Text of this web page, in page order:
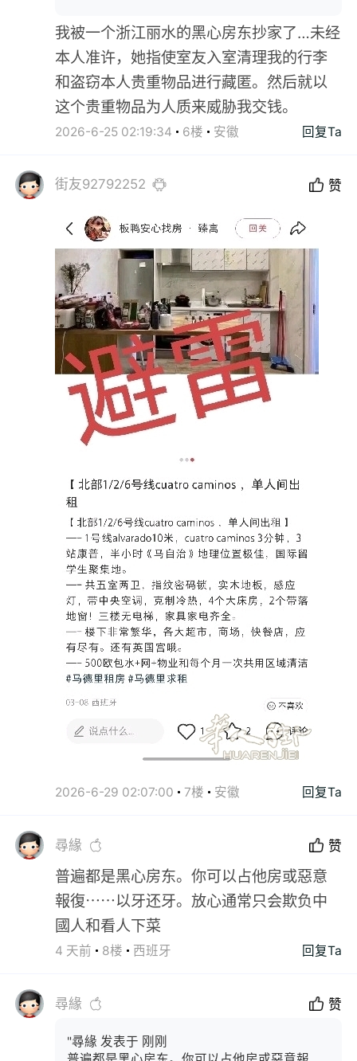
我被一个浙江丽水的黑心房东抄家了…未经
本人准许，她指使室友入室清理我的行李
和盗窃本人贵重物品进行藏匿。然后就以
这个贵重物品为人质来威胁我交钱。
2026-6-25 02:19:34 6楼 安徽 回复Ta
街友92792252 赞
2026-6-29 02:07:00 7楼 安徽 回复Ta
尋緣 赞
普遍都是黑心房东。你可以占他房或惡意
報復⋯⋯以牙还牙。放心通常只会欺负中
國人和看人下菜
4 天前 8楼 西班牙 回复Ta
尋緣 赞
"尋緣 发表于 刚刚